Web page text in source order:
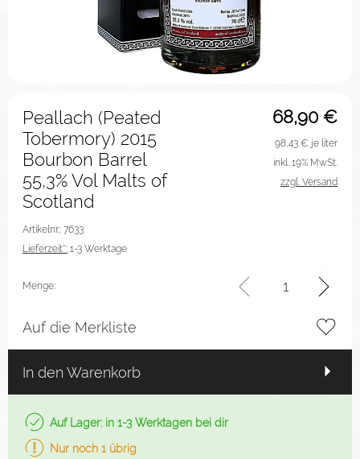
68,90 €
Peallach (Peated
Tobermory) 2015
Bourbon Barrel
55,3% Vol Malts of
Scotland
Artikelnr.: 7633
Lieferzeit*: 1-3 Werktage
98,43 € je liter
inkl. 19% MwSt.
zzgl. Versand
Menge:
Auf die Merkliste
In den Warenkorb
Auf Lager: in 1-3 Werktagen bei dir
Nur noch 1 übrig